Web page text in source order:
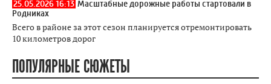
25.05.2026 16:13 Масштабные дорожные работы стартовали в
Родниках
Всего в районе за этот сезон планируется отремонтировать
10 километров дорог
ПОПУЛЯРНЫЕ СЮЖЕТЫ